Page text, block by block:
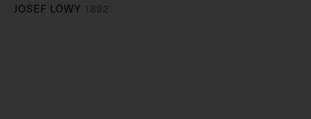
JOSEF LÖWY 1892